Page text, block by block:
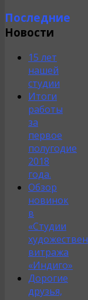
Последние
Новости
15 лет
нашей
студии
Итоги
работы
за
первое
полугодие
2018
года.
Обзор
новинок
в
«Студии
витража
«Индиго»
Дорогие
друзья,